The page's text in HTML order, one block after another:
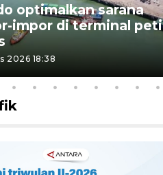
optimalkan sarana
impor di terminal peti
2026 18:38